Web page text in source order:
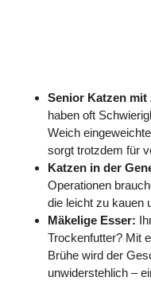
Senior Katzen mit
haben oft
Weich
sorgt trotzdem für
Katzen in der
Operationen
die leicht zu kauen
Mäkelige Esser:
Trockenfutter? Mit
Brühe wird der
unwiderstehlich –